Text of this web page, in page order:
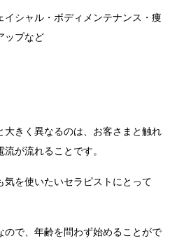
シャル・ボディメンテナンス・痩
ップなど
大きく異なるのは、お客さまと触れ
が流れることです。
気を使いたいセラピストにとって
ので、年齢を問わず始めることがで